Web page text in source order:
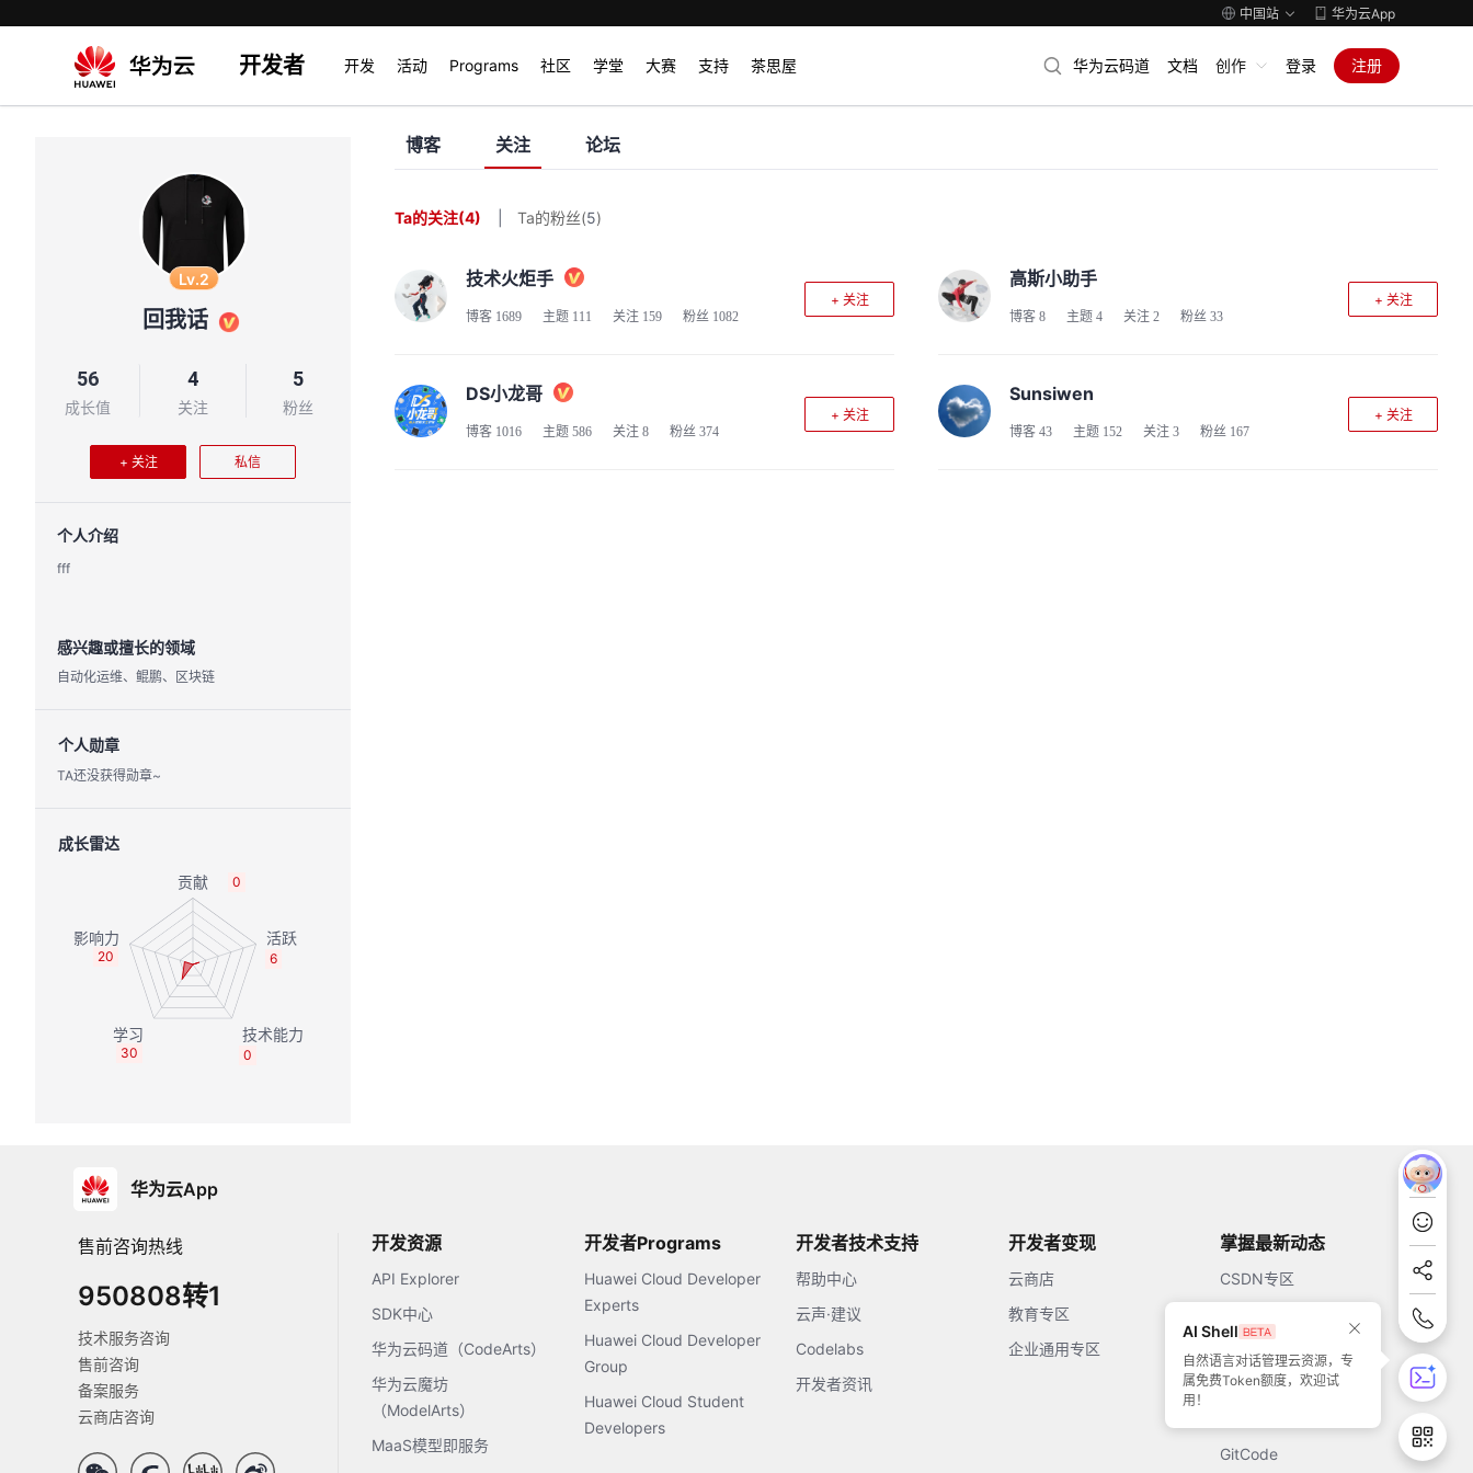
中国站 华为云App
开发者 开发 活动 Programs 社区 学堂 大赛 支持 茶思屋 华为云码道 文档 创作 登录 注册
Lv.2
回我话
56
成长值
4
关注
5
粉丝
+ 关注 私信
个人介绍
fff
感兴趣或擅长的领域
自动化运维、鲲鹏、区块链
个人勋章
TA还没获得勋章~
成长雷达
0
6
0
30
20
博客 关注 论坛
Ta的关注(4) Ta的粉丝(5)
技术火炬手
博客 1689 主题 111 关注 159 粉丝 1082
+ 关注
高斯小助手
博客 8 主题 4 关注 2 粉丝 33
+ 关注
DS小龙哥
博客 1016 主题 586 关注 8 粉丝 374
+ 关注
Sunsiwen
博客 43 主题 152 关注 3 粉丝 167
+ 关注
华为云App
售前咨询热线
950808转1
技术服务咨询
售前咨询
备案服务
云商店咨询
开发资源
API Explorer
SDK中心
华为云码道（CodeArts）
华为云魔坊
（ModelArts）
MaaS模型即服务
开发者Programs
Huawei Cloud Developer
Experts
Huawei Cloud Developer
Group
Huawei Cloud Student
Developers
开发者技术支持
帮助中心
云声·建议
Codelabs
开发者资讯
开发者变现
云商店
教育专区
企业通用专区
掌握最新动态
CSDN专区
51CTO
GitCode
AI Shell
自然语言对话管理云资源，专
属免费Token额度，欢迎试
用！